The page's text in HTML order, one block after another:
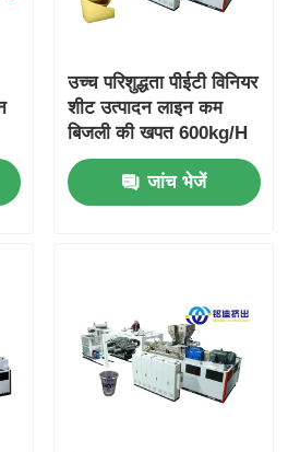
उच्च परिशुद्धता पीईटी विनियर
शीट उत्पादन लाइन कम
बिजली की खपत 600kg/H
800kg/H
जांच भेजें